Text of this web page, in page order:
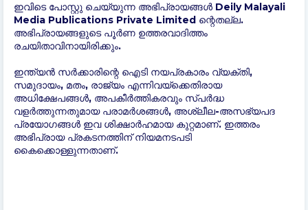
ഇവിടെ പോസ്റ്റു ചെയ്യുന്ന അഭിപ്രായങ്ങൾ Deily Malayali
Media Publications Private Limited ന്റെതല്ല.
അഭിപ്രായങ്ങളുടെ പൂർണ ഉത്തരവാദിത്തം
രചയിതാവിനായിരിക്കും.
ഇന്ത്യന്‍ സർക്കാരിന്റെ ഐടി നയപ്രകാരം വ്യക്തി,
സമുദായം, മതം, രാജ്യം എന്നിവയ്ക്കെതിരായ
അധിക്ഷേപങ്ങൾ, അപകീർത്തികരവും സ്പർദ്ധ
വളർത്തുന്നതുമായ പരാമർശങ്ങൾ, അശ്ലീല-അസഭ്യപദ
പ്രയോഗങ്ങൾ ഇവ ശിക്ഷാർഹമായ കുറ്റമാണ്. ഇത്തരം
അഭിപ്രായ പ്രകടനത്തിന് നിയമനടപടി
കൈക്കൊള്ളുന്നതാണ്.